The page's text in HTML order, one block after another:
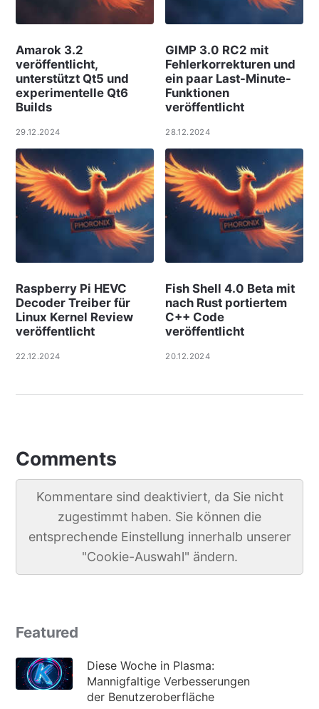
Amarok 3.2
veröffentlicht,
unterstützt Qt5 und
experimentelle Qt6
Builds
29.12.2024
GIMP 3.0 RC2 mit
Fehlerkorrekturen und
ein paar Last-Minute-
Funktionen
veröffentlicht
28.12.2024
Raspberry Pi HEVC
Decoder Treiber für
Linux Kernel Review
veröffentlicht
22.12.2024
Fish Shell 4.0 Beta mit
nach Rust portiertem
C++ Code
veröffentlicht
20.12.2024
Comments
Kommentare sind deaktiviert, da Sie nicht
zugestimmt haben. Sie können die
entsprechende Einstellung innerhalb unserer
"Cookie-Auswahl" ändern.
Featured
Diese Woche in Plasma:
Mannigfaltige Verbesserungen
der Benutzeroberfläche